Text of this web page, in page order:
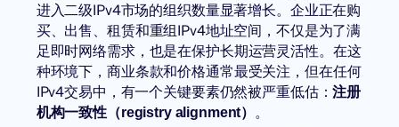
进入二级IPv4市场的组织数量显著增长。企业正在购
买、出售、租赁和重组IPv4地址空间，不仅是为了满
足即时网络需求，也是在保护长期运营灵活性。在这
种环境下，商业条款和价格通常最受关注，但在任何
IPv4交易中，有一个关键要素仍然被严重低估：注册
机构一致性（registry alignment） 。